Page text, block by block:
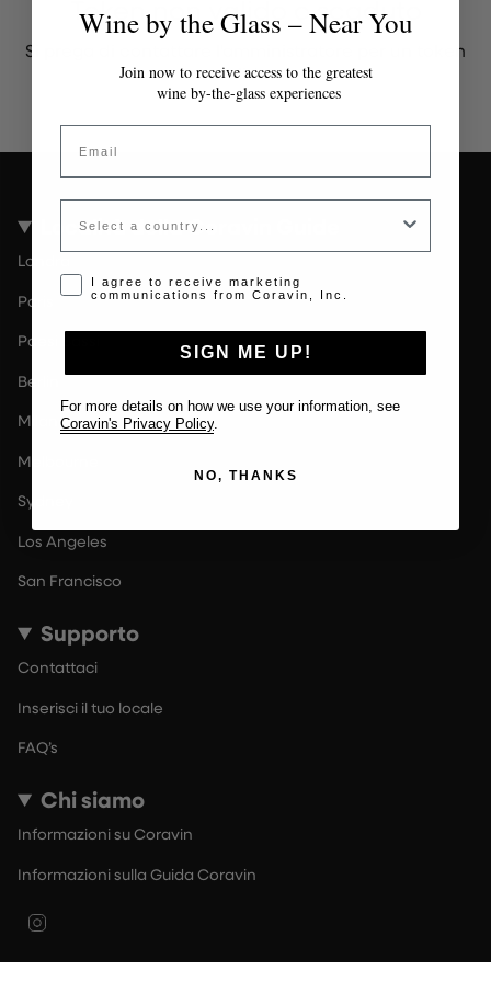
Token non valido o scaduto
Si prega di contattare l'amministratore per un token
valido.
Località della Coravin Guide
Londra
Paris
Paesi Bassi
Berlin
Milano
Melbourne
Sydney
Los Angeles
San Francisco
Supporto
Contattaci
Inserisci il tuo locale
FAQ’s
Chi siamo
Informazioni su Coravin
Informazioni sulla Guida Coravin
Wine by the Glass – Near You
Join now to receive access to the greatest
wine by-the-glass experiences
Email
Country
Opt-in disclaimer
I agree to receive marketing
communications from Coravin, Inc.
SIGN ME UP!
For more details on how we use your information, see
Coravin's Privacy Policy.
NO, THANKS